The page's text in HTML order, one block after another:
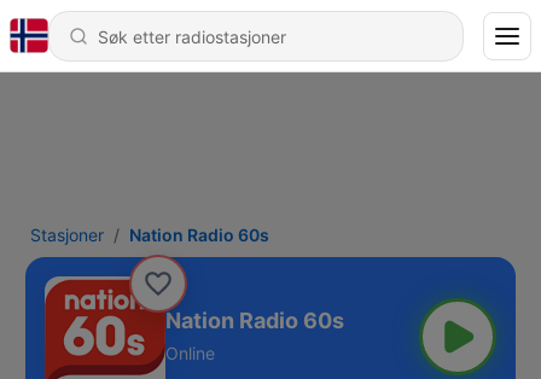
Stasjoner Nation Radio 60s
Nation Radio 60s
Online